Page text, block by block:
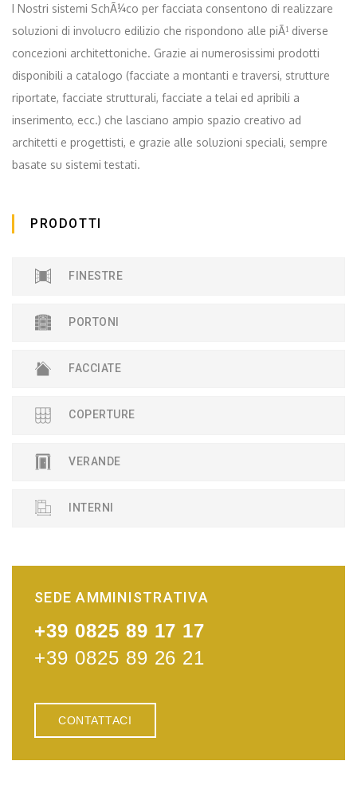
I Nostri sistemi SchÃ¼co per facciata consentono di realizzare
soluzioni di involucro edilizio che rispondono alle piÃ¹ diverse
concezioni architettoniche. Grazie ai numerosissimi prodotti
disponibili a catalogo (facciate a montanti e traversi, strutture
riportate, facciate strutturali, facciate a telai ed apribili a
inserimento, ecc.) che lasciano ampio spazio creativo ad
architetti e progettisti, e grazie alle soluzioni speciali, sempre
basate su sistemi testati.
PRODOTTI
FINESTRE
PORTONI
FACCIATE
COPERTURE
VERANDE
INTERNI
SEDE AMMINISTRATIVA
+39 0825 89 17 17
+39 0825 89 26 21
CONTATTACI